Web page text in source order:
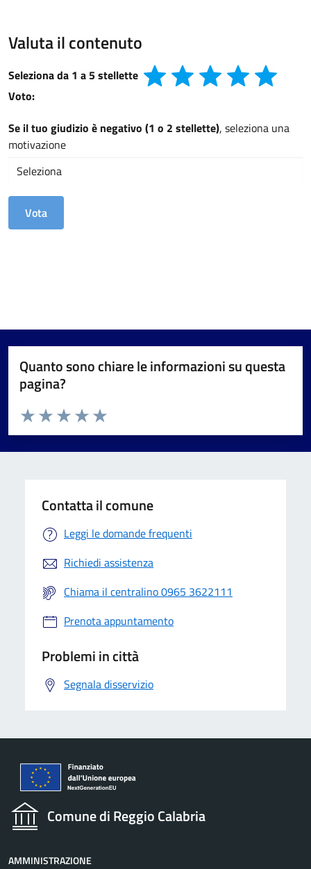
Valuta il contenuto
Seleziona da 1 a 5 stellette
Voto:
Se il tuo giudizio è negativo (1 o 2 stellette), seleziona una
motivazione
Quanto sono chiare le informazioni su questa
pagina?
Valuta da 1 a 5 stelle la pagina
Valuta 5 stelle su 5
Valuta 4 stelle su 5
Valuta 3 stelle su 5
Valuta 2 stelle su 5
Valuta 1 stelle su 5
Contatta il comune
Leggi le domande frequenti
Richiedi assistenza
Chiama il centralino 0965 3622111
Prenota appuntamento
Problemi in città
Segnala disservizio
Comune di Reggio Calabria
AMMINISTRAZIONE